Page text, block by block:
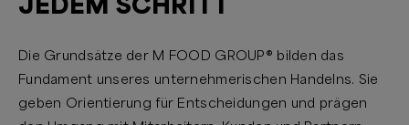
Die Grundsätze der M FOOD GROUP® bilden das
Fundament unseres unternehmerischen Handelns. Sie
geben Orientierung für Entscheidungen und prägen